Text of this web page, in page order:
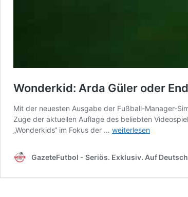
Wonderkid: Arda Güler oder
Mit der neuesten Ausgabe der Fußball-Manager-
Zuge der aktuellen Auflage des beliebten
„Wonderkids“ im Fokus der … Wonderkid:
oder
weiterlesen
GazeteFutbol - Seriös. Exklusiv. Auf